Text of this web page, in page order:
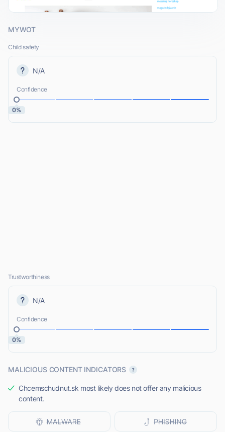
MYWOT
Child safety
N/A
Confidence
0%
Trustworthiness
N/A
Confidence
0%
MALICIOUS CONTENT INDICATORS
Chcemschudnut.sk most likely does not offer any malicious
content.